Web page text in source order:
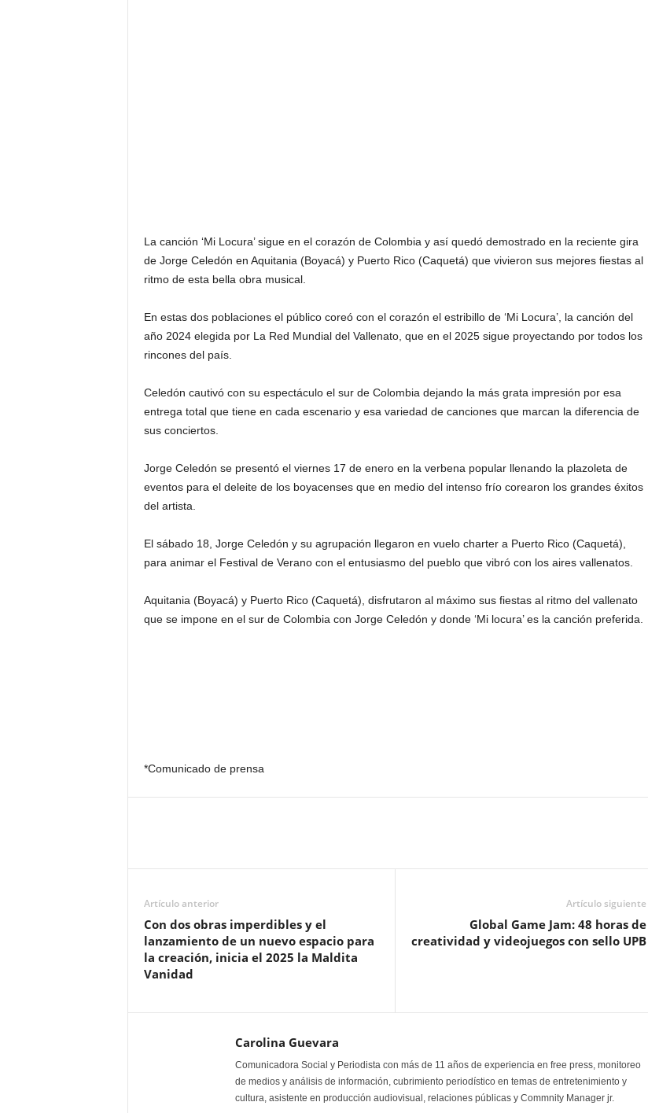
La canción ‘Mi Locura’ sigue en el corazón de Colombia y así quedó demostrado en la reciente gira
de Jorge Celedón en Aquitania (Boyacá) y Puerto Rico (Caquetá) que vivieron sus mejores fiestas al
ritmo de esta bella obra musical.
En estas dos poblaciones el público coreó con el corazón el estribillo de ‘Mi Locura’, la canción del
año 2024 elegida por La Red Mundial del Vallenato, que en el 2025 sigue proyectando por todos los
rincones del país.
Celedón cautivó con su espectáculo el sur de Colombia dejando la más grata impresión por esa
entrega total que tiene en cada escenario y esa variedad de canciones que marcan la diferencia de
sus conciertos.
Jorge Celedón se presentó el viernes 17 de enero en la verbena popular llenando la plazoleta de
eventos para el deleite de los boyacenses que en medio del intenso frío corearon los grandes éxitos
del artista.
El sábado 18, Jorge Celedón y su agrupación llegaron en vuelo charter a Puerto Rico (Caquetá),
para animar el Festival de Verano con el entusiasmo del pueblo que vibró con los aires vallenatos.
Aquitania (Boyacá) y Puerto Rico (Caquetá), disfrutaron al máximo sus fiestas al ritmo del vallenato
que se impone en el sur de Colombia con Jorge Celedón y donde ‘Mi locura’ es la canción preferida.
*Comunicado de prensa
Artículo anterior
Con dos obras imperdibles y el
lanzamiento de un nuevo espacio para
la creación, inicia el 2025 la Maldita
Vanidad
Artículo siguiente
Global Game Jam: 48 horas de
creatividad y videojuegos con sello UPB
Carolina Guevara
Comunicadora Social y Periodista con más de 11 años de experiencia en free press, monitoreo
de medios y análisis de información, cubrimiento periodístico en temas de entretenimiento y
cultura, asistente en producción audiovisual, relaciones públicas y Commnity Manager jr.